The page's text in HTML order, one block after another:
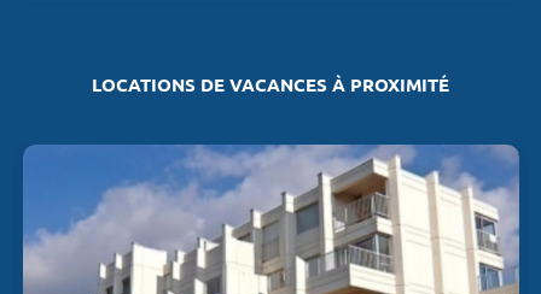
LOCATIONS DE VACANCES À PROXIMITÉ